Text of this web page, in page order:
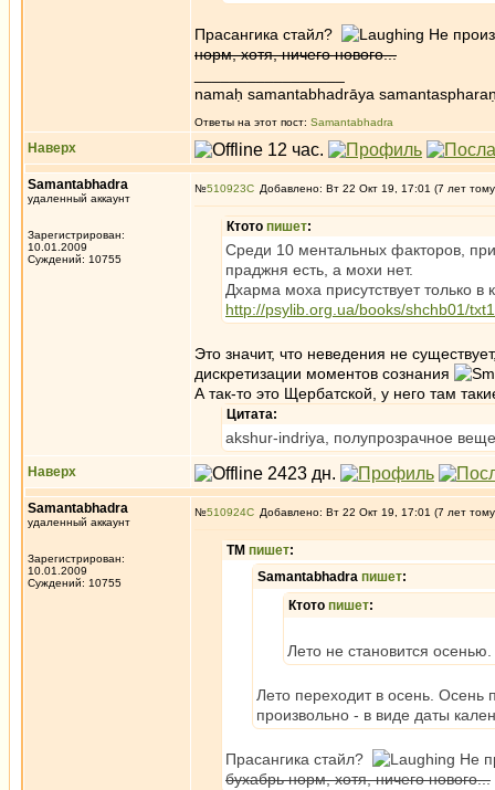
Прасангика стайл?
Не
норм, хотя, ничего нового...
namaḥ samantabhadrāya
Ответы на этот пост: Samantabhadra
Наверх
Samantabhadra
удаленный аккаунт
Зарегистрирован:
10.01.2009
Суждений: 10755
№510923 Добавлено: Вт 22 Окт 19, 17:01 (7 лет
Ктото пишет:
Среди 10 ментальных факторов,
праджня есть, а мохи нет.
Дхарма моха присутствует только
http://psylib.org.ua/books/shchb01/
Это значит, что неведения не
дискретизации моментов сознания
А так-то это Щербатской, у него там
Цитата:
akshur-indriya, полупрозрачное
Наверх
Samantabhadra
удаленный аккаунт
Зарегистрирован:
10.01.2009
Суждений: 10755
№510924 Добавлено: Вт 22 Окт 19, 17:01 (7 лет
ТМ пишет:
Samantabhadra пишет:
Ктото пишет:
Лето не становится
Лето переходит в осень. Осень
произвольно - в виде даты
Прасангика стайл?
Не
бухабрь норм, хотя, ничего нового...